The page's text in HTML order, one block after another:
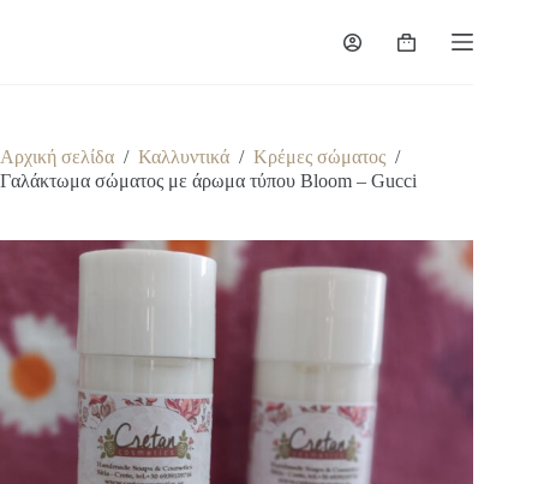
Καλάθι
Αρχική σελίδα / Καλλυντικά / Κρέμες σώματος /
Γαλάκτωμα σώματος με άρωμα τύπου Bloom – Gucci